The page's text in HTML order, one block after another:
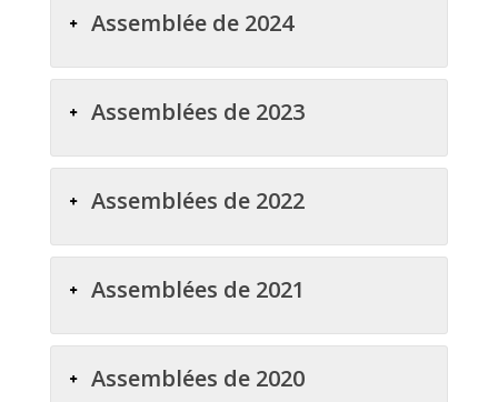
Assemblée de 2024
Assemblées de 2023
Assemblées de 2022
Assemblées de 2021
Assemblées de 2020